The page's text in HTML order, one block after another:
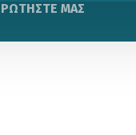
ΡΩΤΗΣΤΕ ΜΑΣ